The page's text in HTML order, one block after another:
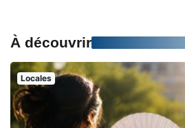
À découvrir
Locales